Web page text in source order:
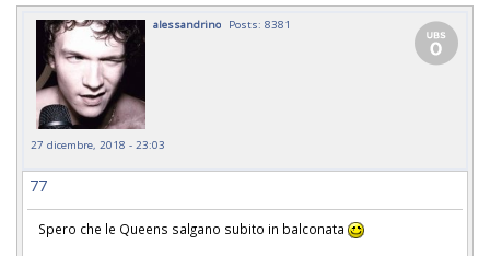
alessandrino Posts: 8381
27 dicembre, 2018 - 23:03
77
Spero che le Queens salgano subito in balconata